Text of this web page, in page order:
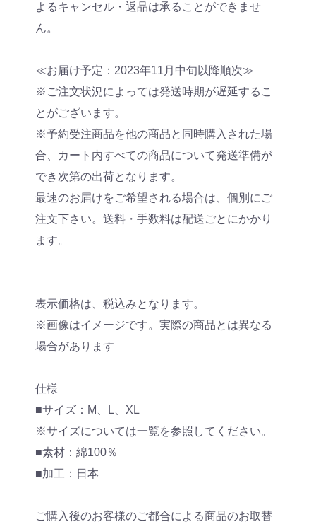
よるキャンセル・返品は承ることができませ
ん。
≪お届け予定：2023年11月中旬以降順次≫
※ご注文状況によっては発送時期が遅延するこ
とがございます。
※予約受注商品を他の商品と同時購入された場
合、カート内すべての商品について発送準備が
でき次第の出荷となります。
最速のお届けをご希望される場合は、個別にご
注文下さい。送料・手数料は配送ごとにかかり
ます。
表示価格は、税込みとなります。
※画像はイメージです。実際の商品とは異なる
場合があります
仕様
■サイズ：M、L、XL
※サイズについては一覧を参照してください。
■素材：綿100％
■加工：日本
ご購入後のお客様のご都合による商品のお取替